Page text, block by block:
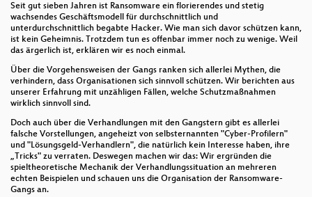
KI im Klassenzimmer - ein Update!
Was haben Atome je für uns getan?
Analog rotary phones get a second life with
raspberry pi
Tor censorship attempts in Russia, Iran,
Turkmenistan
Heimlich-Manöver
Zapfenstreich
Seit gut sieben Jahren ist Ransomware ein florierendes und stetig
wachsendes Geschäftsmodell für durchschnittlich und
unterdurchschnittlich begabte Hacker. Wie man sich davor schützen kann,
ist kein Geheimnis. Trotzdem tun es offenbar immer noch zu wenige. Weil
das ärgerlich ist, erklären wir es noch einmal.
Über die Vorgehensweisen der Gangs ranken sich allerlei Mythen, die
verhindern, dass Organisationen sich sinnvoll schützen. Wir berichten aus
unserer Erfahrung mit unzähligen Fällen, welche Schutzmaßnahmen
wirklich sinnvoll sind.
Doch auch über die Verhandlungen mit den Gangstern gibt es allerlei
falsche Vorstellungen, angeheizt von selbsternannten "Cyber-Profilern"
und "Lösungsgeld-Verhandlern", die natürlich kein Interesse haben, ihre
„Tricks" zu verraten. Deswegen machen wir das: Wir ergründen die
spieltheoretische Mechanik der Verhandlungssituation an mehreren
echten Beispielen und schauen uns die Organisation der Ransomware-
Gangs an.